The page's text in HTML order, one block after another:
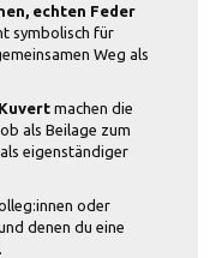
echten Feder
symbolisch für
Weg als
machen die
als Beilage zum
eigenständiger
oder
denen du eine